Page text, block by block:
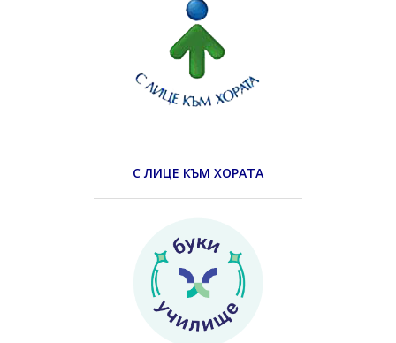
С ЛИЦЕ КЪМ ХОРАТА